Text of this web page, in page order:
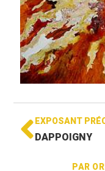
DAPPOIGNY
PAR